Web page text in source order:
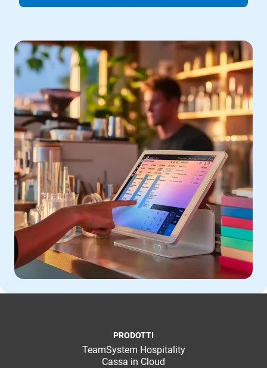
PRODOTTI
TeamSystem Hospitality
Cassa in Cloud